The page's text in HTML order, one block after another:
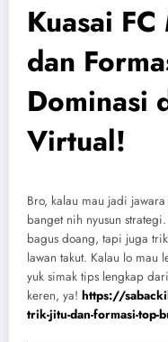
Kuasai
dan
Dominasi
Virtual!
Bro, kalau mau jadi
banget nih nyusun
bagus doang, tapi juga
lawan takut. Kalau lo mau
yuk simak tips lengkap
keren, ya! https://
trik-jitu-dan-formasi-top-